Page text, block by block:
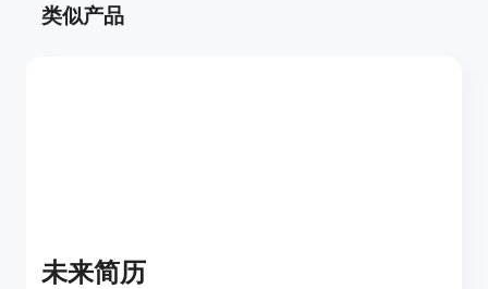
类似产品
未来简历